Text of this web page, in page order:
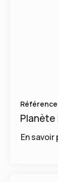
Planète
En savoir